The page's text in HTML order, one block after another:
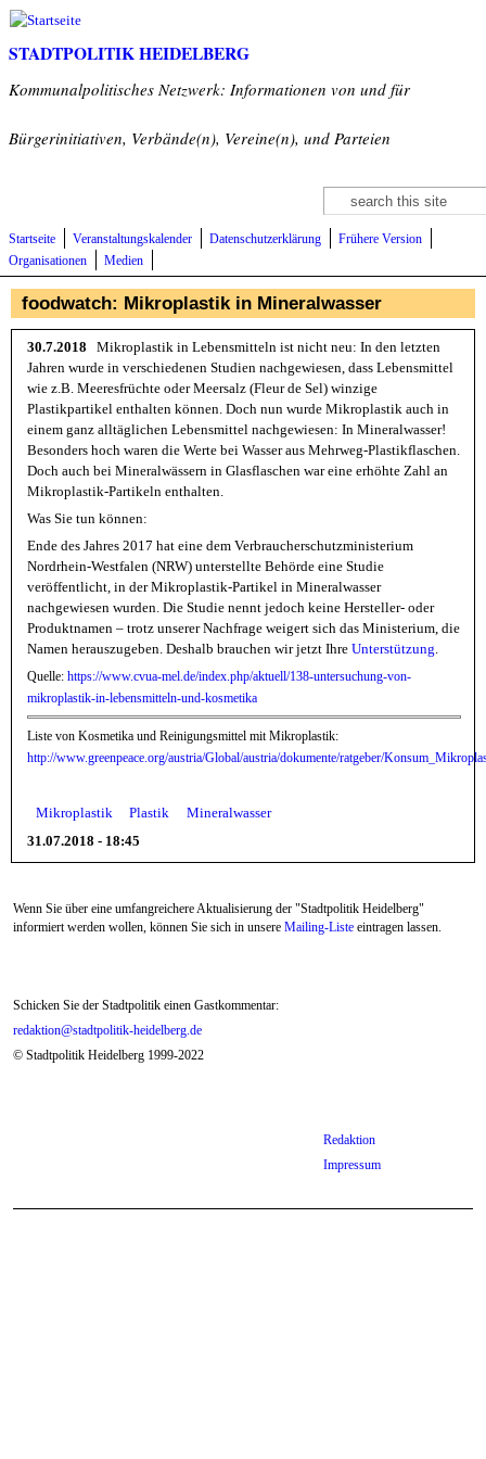
Direkt zum Inhalt
STADTPOLITIK HEIDELBERG
Kommunalpolitisches Netzwerk: Informationen von und für
Bürgerinitiativen, Verbände(n), Vereine(n), und Parteien
Suchformular
Suche
Startseite Veranstaltungskalender Datenschutzerklärung
Frühere Version
Organisationen
Medien
foodwatch: Mikroplastik in Mineralwasser
30.7.2018 Mikroplastik in Lebensmitteln ist nicht neu: In den letzten
Jahren wurde in verschiedenen Studien nachgewiesen, dass Lebensmittel
wie z.B. Meeresfrüchte oder Meersalz (Fleur de Sel) winzige
Plastikpartikel enthalten können. Doch nun wurde Mikroplastik auch in
einem ganz alltäglichen Lebensmittel nachgewiesen: In Mineralwasser!
Besonders hoch waren die Werte bei Wasser aus Mehrweg-Plastikflaschen.
Doch auch bei Mineralwässern in Glasflaschen war eine erhöhte Zahl an
Mikroplastik-Partikeln enthalten.
Was Sie tun können:
Ende des Jahres 2017 hat eine dem Verbraucherschutzministerium
Nordrhein-Westfalen (NRW) unterstellte Behörde eine Studie
veröffentlicht, in der Mikroplastik-Partikel in Mineralwasser
nachgewiesen wurden. Die Studie nennt jedoch keine Hersteller- oder
Produktnamen – trotz unserer Nachfrage weigert sich das Ministerium, die
Namen herauszugeben. Deshalb brauchen wir jetzt Ihre Unterstützung.
Quelle: https://www.cvua-mel.de/index.php/aktuell/138-untersuchung-von-
mikroplastik-in-lebensmitteln-und-kosmetika
Liste von Kosmetika und Reinigungsmittel mit Mikroplastik:
http://www.greenpeace.org/austria/Global/austria/dokumente/ratgeber/
Mikroplastik Plastik
Mineralwasser
31.07.2018 - 18:45
Wenn Sie über eine umfangreichere Aktualisierung der "Stadtpolitik Heidelberg"
informiert werden wollen, können Sie sich in unsere Mailing-Liste eintragen lassen.
Schicken Sie der Stadtpolitik einen Gastkommentar:
redaktion@stadtpolitik-heidelberg.de
© Stadtpolitik Heidelberg 1999-2022
Redaktion
Impressum